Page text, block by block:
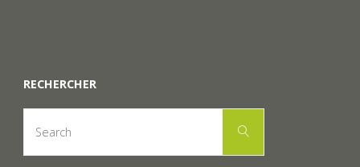
RECHERCHER
Search